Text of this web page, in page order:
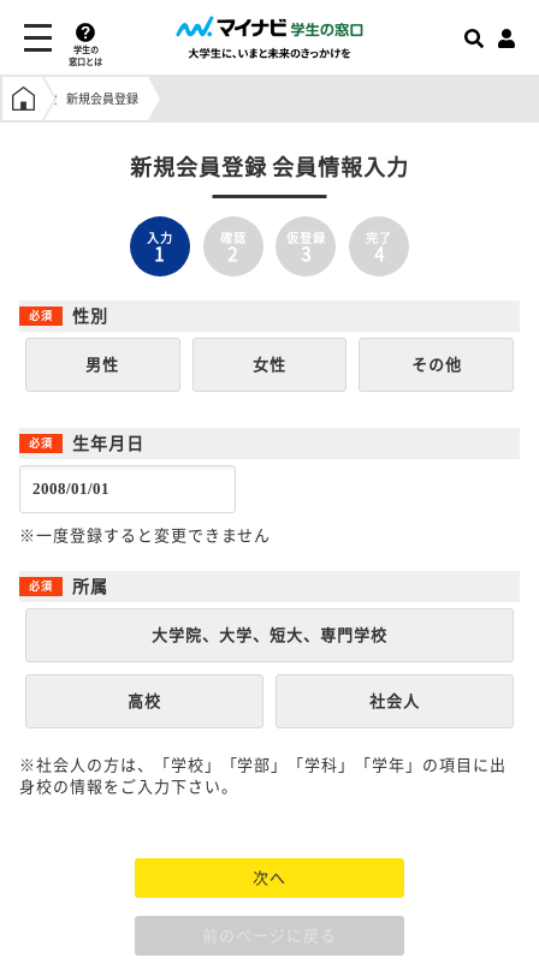
学生の
窓口とは
学生の窓口トップ
新規会員登録
新規会員登録 会員情報入力
入力
1
確認
2
仮登録
3
完了
4
性別
男性 女性 その他
生年月日
※一度登録すると変更できません
所属
大学院、大学、短大、専門学校
高校 社会人
※社会人の方は、「学校」「学部」「学科」「学年」の項目に出
身校の情報をご入力下さい。
次へ
前のページに戻る